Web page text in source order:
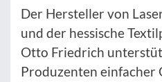
Der Hersteller von
und der hessische
Otto Friedrich
Produzenten einfacher